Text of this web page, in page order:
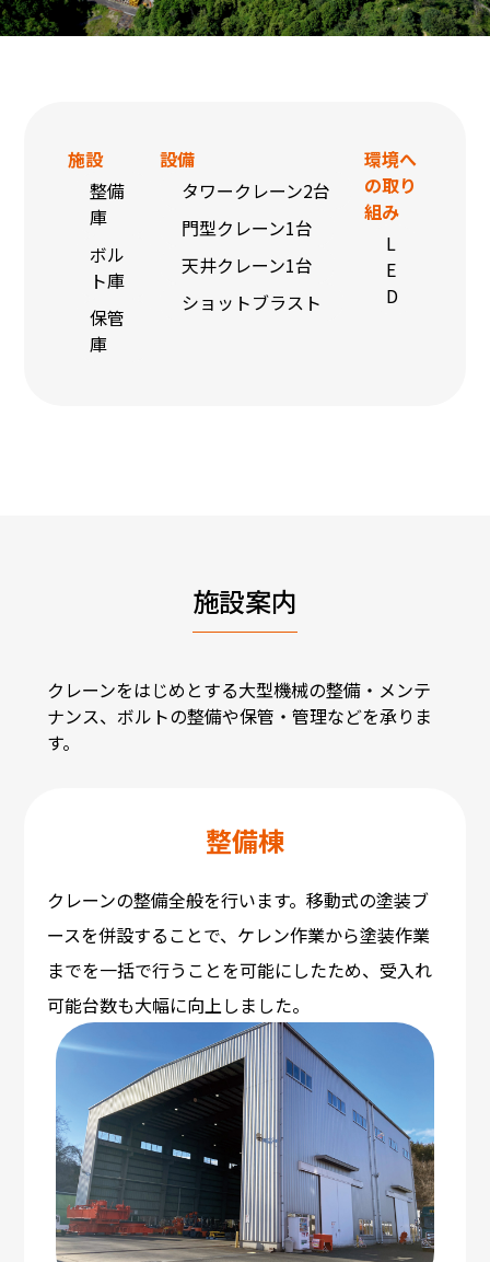
施設
整備
庫
ボル
ト庫
保管
庫
設備
タワークレーン2台
門型クレーン1台
天井クレーン1台
ショットブラスト
環境へ
の取り
組み
L
E
D
施設案内
クレーンをはじめとする大型機械の整備・メンテ
ナンス、ボルトの整備や保管・管理などを承りま
す。
整備棟
クレーンの整備全般を行います。移動式の塗装ブ
ースを併設することで、ケレン作業から塗装作業
までを一括で行うことを可能にしたため、受入れ
可能台数も大幅に向上しました。